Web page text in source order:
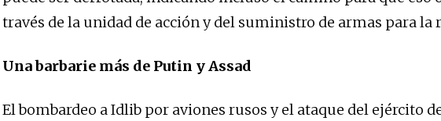
través de la unidad de acción y del suministro de armas para la
Una barbarie más de Putin y Assad
El bombardeo a Idlib por aviones rusos y el ataque del ejército